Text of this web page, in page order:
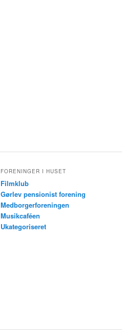
FORENINGER I HUSET
Filmklub
Gørlev pensionist forening
Medborgerforeningen
Musikcaféen
Ukategoriseret